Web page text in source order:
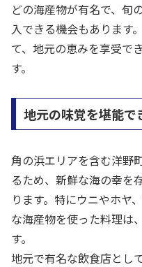
どの海産物が有名で、旬
入できる機会もあります
て、地元の恵みを享受で
す。
地元の味覚を堪能で
角の浜エリアを含む洋野
るため、新鮮な海の幸を
ります。特にウニやホヤ
な海産物を使った料理は
す。
地元で有名な飲食店とし